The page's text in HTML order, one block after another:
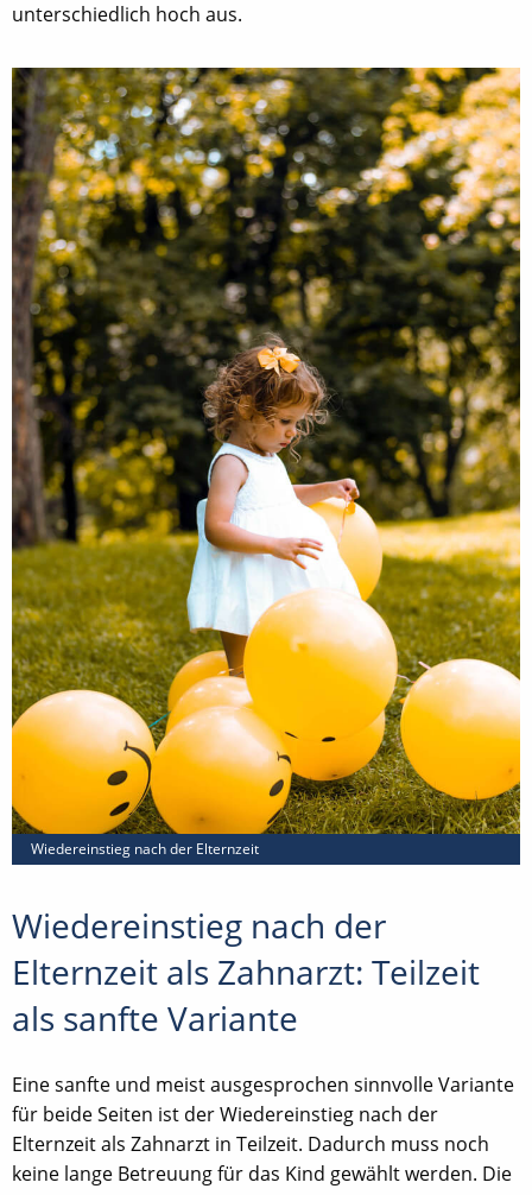
unterschiedlich hoch aus.
Wiedereinstieg nach der Elternzeit
Wiedereinstieg nach der
Elternzeit als Zahnarzt: Teilzeit
als sanfte Variante
Eine sanfte und meist ausgesprochen sinnvolle Variante
für beide Seiten ist der Wiedereinstieg nach der
Elternzeit als Zahnarzt in Teilzeit. Dadurch muss noch
keine lange Betreuung für das Kind gewählt werden. Die